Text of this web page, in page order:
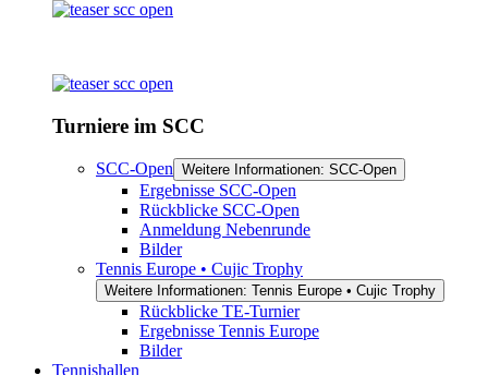
Turniere im SCC
SCC-Open Weitere Informationen: SCC-Open
Ergebnisse SCC-Open
Rückblicke SCC-Open
Anmeldung Nebenrunde
Bilder
Tennis Europe • Cujic Trophy
Weitere Informationen: Tennis Europe • Cujic Trophy
Rückblicke TE-Turnier
Ergebnisse Tennis Europe
Bilder
Tennishallen